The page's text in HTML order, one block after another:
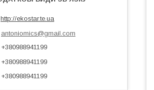
http://ekostar.te.ua
antoniomics@gmail.com
+380988941199
+380988941199
+380988941199